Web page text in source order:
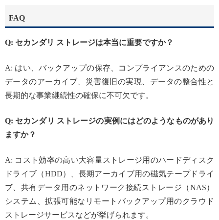
FAQ
Q: セカンダリ ストレージは本当に重要ですか？
A: はい、バックアップの保存、コンプライアンスのための
データのアーカイブ、災害復旧の実現、データの整合性と
長期的な事業継続性の確保に不可欠です。
Q: セカンダリ ストレージの実例にはどのようなものがあり
ますか？
A: コスト効率の高い大容量ストレージ用のハードディスク
ドライブ（HDD）、長期アーカイブ用の磁気テープドライ
ブ、共有データ用のネットワーク接続ストレージ（NAS）
システム、拡張可能なリモートバックアップ用のクラウド
ストレージサービスなどが挙げられます。